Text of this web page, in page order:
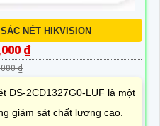
NÉT HIKVISION
₫
₫
DS-2CD1327G0-LUF là một
giám sát chất lượng cao.